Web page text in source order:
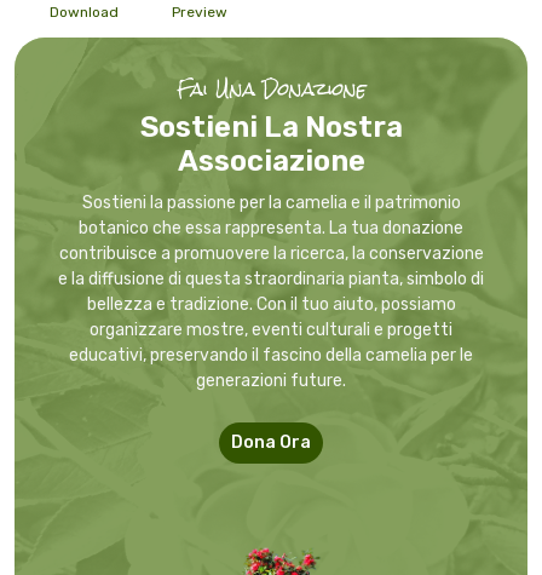
Download Preview
Fai Una Donazione
Sostieni La Nostra
Associazione
Sostieni la passione per la camelia e il patrimonio
botanico che essa rappresenta. La tua donazione
contribuisce a promuovere la ricerca, la conservazione
e la diffusione di questa straordinaria pianta, simbolo di
bellezza e tradizione. Con il tuo aiuto, possiamo
organizzare mostre, eventi culturali e progetti
educativi, preservando il fascino della camelia per le
generazioni future.
Dona Ora